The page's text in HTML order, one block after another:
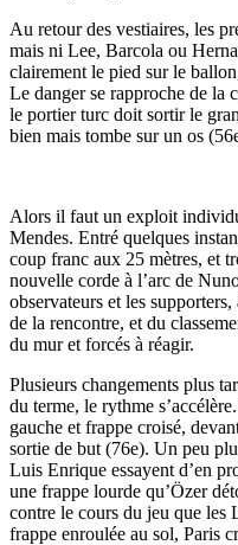
Au retour des vestiaires, les
mais ni Lee, Barcola ou
clairement le pied sur le
Le danger se rapproche de la
le portier turc doit sortir le
bien mais tombe sur un os
Alors il faut un exploit
Mendes. Entré quelques
coup franc aux 25 mètres, et
nouvelle corde à l’arc de
observateurs et les
de la rencontre, et du
du mur et forcés à réagir.
Plusieurs changements plus
du terme, le rythme
gauche et frappe croisé,
sortie de but (76e). Un peu
Luis Enrique essayent d’en
une frappe lourde qu’Özer
contre le cours du jeu que les
frappe enroulée au sol, Paris